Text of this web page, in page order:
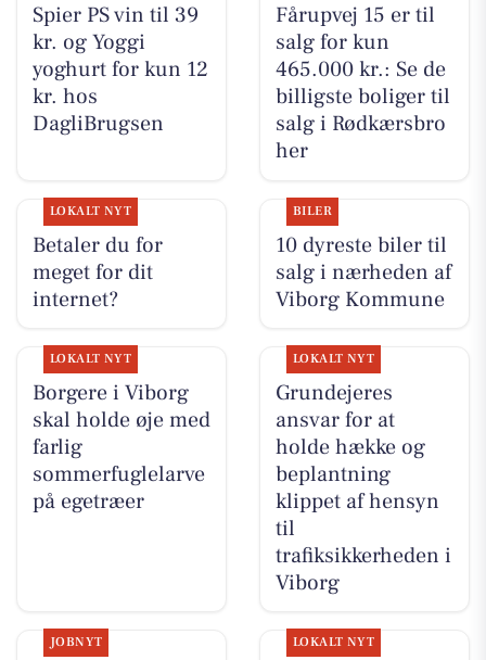
Spier PS vin til 39
kr. og Yoggi
yoghurt for kun 12
kr. hos
DagliBrugsen
Fårupvej 15 er til
salg for kun
465.000 kr.: Se de
billigste boliger til
salg i Rødkærsbro
her
LOKALT NYT
Betaler du for
meget for dit
internet?
BILER
10 dyreste biler til
salg i nærheden af
Viborg Kommune
LOKALT NYT
Borgere i Viborg
skal holde øje med
farlig
sommerfuglelarve
på egetræer
LOKALT NYT
Grundejeres
ansvar for at
holde hække og
beplantning
klippet af hensyn
til
trafiksikkerheden i
Viborg
JOBNYT LOKALT NYT